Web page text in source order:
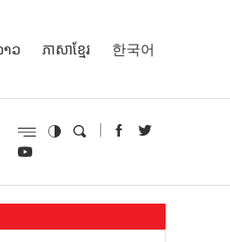
ວ ភាសាខ្មែរ 한국어